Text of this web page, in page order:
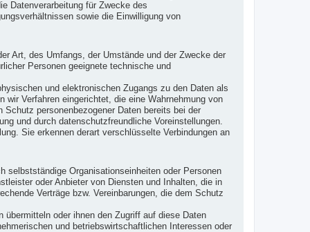
Datenverarbeitung für Zwecke des
sowie die Einwilligung von
Art, des Umfangs, der Umstände und der Zwecke der
Personen geeignete technische und
und elektronischen Zugangs zu den Daten als
wir Verfahren eingerichtet, die eine Wahrnehmung von
personenbezogener Daten bereits bei der
und durch datenschutzfreundliche Voreinstellungen.
Sie erkennen derart verschlüsselte Verbindungen an
selbstständige Organisationseinheiten oder Personen
oder Anbieter von Diensten und Inhalten, die in
Verträge bzw. Vereinbarungen, die dem Schutz
übermitteln oder ihnen den Zugriff auf diese Daten
und betriebswirtschaftlichen Interessen oder